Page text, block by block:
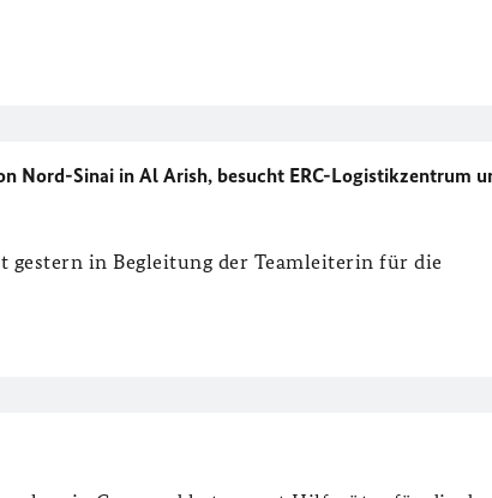
Nord-Sinai in Al Arish, besucht ERC-Logistikzentrum
gestern in Begleitung der Teamleiterin für die